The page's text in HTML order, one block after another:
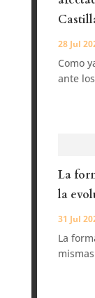
28 Jul
Como
ante
La
la
31 Jul
La